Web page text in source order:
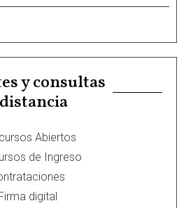
y consultas
Abiertos
de Ingreso
digital